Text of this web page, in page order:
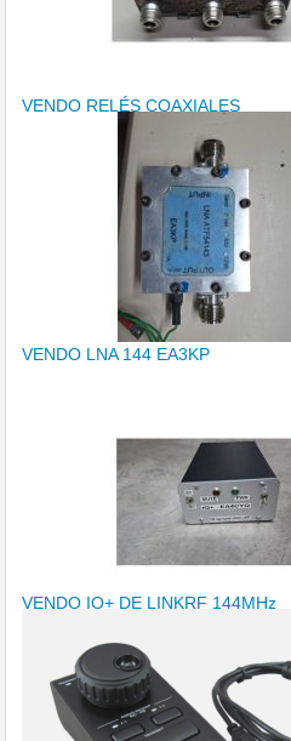
VENDO RELÉS COAXIALES
VENDO LNA 144 EA3KP
VENDO IQ+ DE LINKRF 144MHz